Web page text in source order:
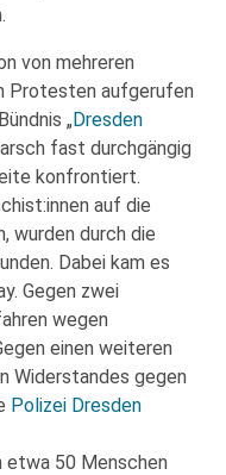
von mehreren
Protesten aufgerufen
„Dresden
fast durchgängig
konfrontiert.
auf die
wurden durch die
Dabei kam es
Gegen zwei
wegen
einen weiteren
Widerstandes gegen
Polizei Dresden
etwa 50 Menschen